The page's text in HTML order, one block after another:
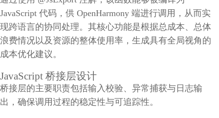
JavaScript 代码，供 OpenHarmony 端进行调用，从而实
现跨语言的协同处理。其核心功能是根据总成本、总体
浪费情况以及资源的整体使用率，生成具有全局视角的
成本优化建议。
JavaScript 桥接层设计
桥接层的主要职责包括输入校验、异常捕获与日志输
出，确保调用过程的稳定性与可追踪性。